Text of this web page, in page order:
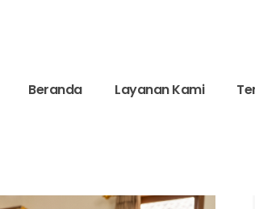
Beranda Layanan Kami